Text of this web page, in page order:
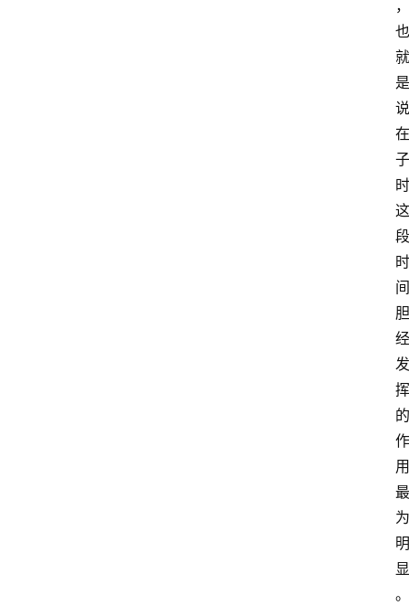
，
也
就
是
说
在
子
时
这
段
时
间
胆
经
发
挥
的
作
用
最
为
明
显
。